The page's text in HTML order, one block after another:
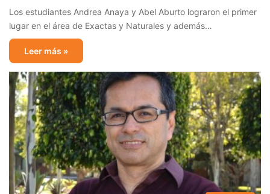
Los estudiantes Andrea Anaya y Abel Aburto lograron el primer
lugar en el área de Exactas y Naturales y además…
Leer más »